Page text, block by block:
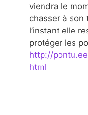
viendra le
chasser à son
l’instant elle
protéger les
http://
html